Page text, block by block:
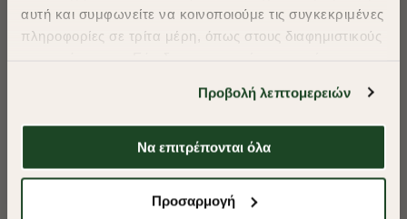
αυτή και συμφωνείτε να κοινοποιούμε τις συγκεκριμένες
πληροφορίες σε τρίτα μέρη, όπως στους διαφημιστικούς
απαιτούμενα cookies» και θα περιοριστούμε
στα cookies και τις τεχνολογίες που είναι απολύτως
απαραίτητα για την ασφαλή απόδοση και
λειτουργικότητα της ιστοσελίδας μας. Ωστόσο, λάβετε
θα μπορούμε να συλλέξουμε πληροφορίες που θα
Προβολή λεπτομερειών
Να επιτρέπονται όλα
Προσαρμογή
-40%
ΣΟΡΤΣ SPORT ESSENTIAL
-40%
SUMMER SALE
Shop Now